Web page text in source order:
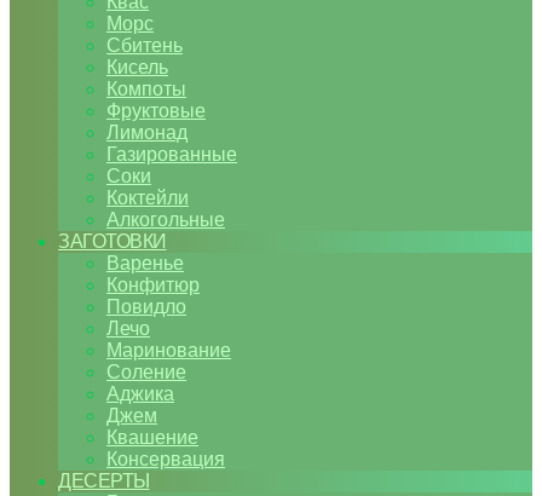
Морс
Сбитень
Кисель
Компоты
Фруктовые
Лимонад
Газированные
Соки
Коктейли
Алкогольные
ЗАГОТОВКИ
Варенье
Конфитюр
Повидло
Лечо
Маринование
Соление
Аджика
Джем
Квашение
Консервация
ДЕСЕРТЫ